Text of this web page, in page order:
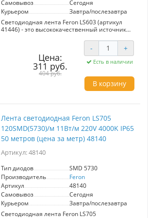
Ленту можно резать на секции по 3
светодиода в специально указанном месте.
Коннектор в комплекте. С целью увеличения
срока службы ленты, рекомендуем
использовать с оригинальными блоками
Самовывоз
Сегодня
Курьером
Завтра/послезавтра
Светодиодная лента Feron LS603 (артикул
41446) - это высококачественный источник
белым цветом (4000K). Данная лента, длиной 5
метров, работает от напряжения 12V и
оснащена 60 SMD2835 диодами на метр,
обеспечивая яркое и равномерное
Преимущества включают двойной медный
простоту монтажа благодаря проводам для
также устойчивость к сгибам. Качественное
клейкое покрытие гарантирует надежную
фиксацию, а длительный срок службы делает
ее идеальным выбором для различных
IP20 подходит для использования в
Цена:
311 руб.
404 руб.
- +
Есть в наличии
В корзину
Лента светодиодная Feron LS705
120SMD(5730)/м 11Вт/м 220V 4000K IP65
50 метров (цена за метр) 48140
Артикул: 48140
Тип диодов
SMD 5730
Производитель
Feron
Артикул
48140
Самовывоз
Сегодня
Курьером
Завтра/послезавтра
Светодиодная лента Feron LS705